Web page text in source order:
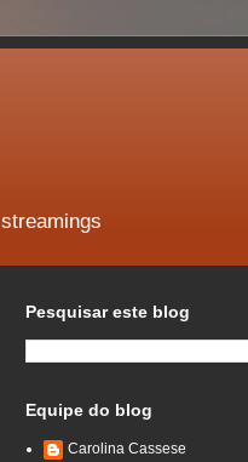
Pesquisar este blog
Equipe do blog
Carolina Cassese